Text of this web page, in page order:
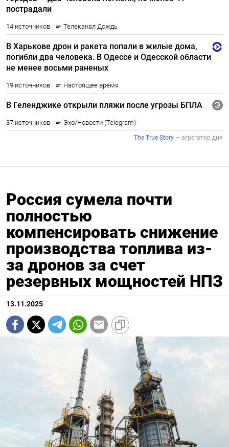
Россия сумела почти
полностью
компенсировать снижение
производства топлива из-
за дронов за счет
резервных мощностей НПЗ
13.11.2025